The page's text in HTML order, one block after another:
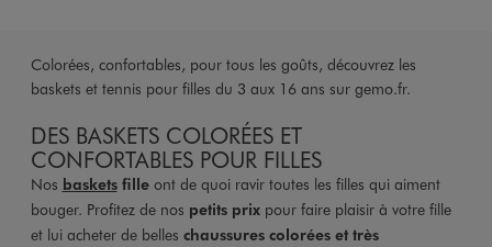
Colorées, confortables, pour tous les goûts, découvrez les
baskets et tennis pour filles du 3 aux 16 ans sur gemo.fr.
DES BASKETS COLORÉES ET
CONFORTABLES POUR FILLES
Nos basketsfilleont de quoi ravir toutes les filles qui aiment
bouger. Profitez de nos petits prixpour faire plaisir à votre fille
et lui acheter de belles chaussures colorées et très